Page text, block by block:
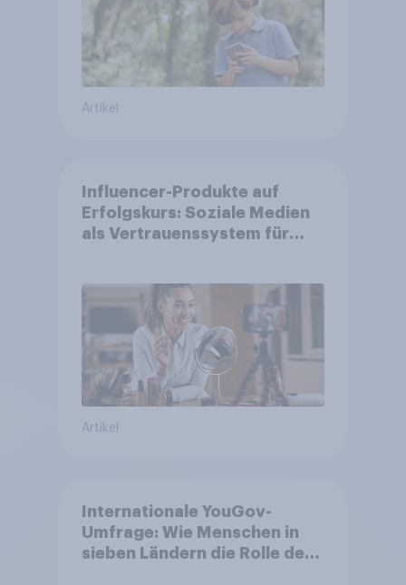
Artikel
Influencer-Produkte auf
Erfolgskurs: Soziale Medien
als Vertrauenssystem für
Artikel
Internationale YouGov-
Umfrage: Wie Menschen in
sieben Ländern die Rolle der